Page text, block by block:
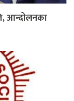
आन्दोलनका